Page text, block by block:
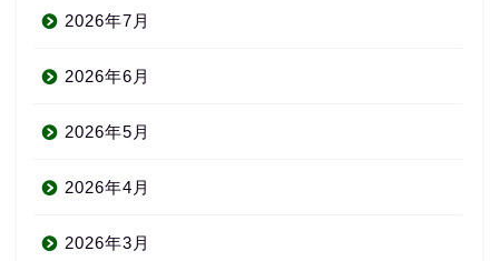
2026年7月
2026年6月
2026年5月
2026年4月
2026年3月